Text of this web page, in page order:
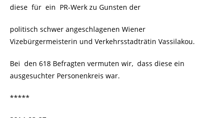
diese für ein PR-Werk zu Gunsten der
politisch schwer angeschlagenen Wiener
Vizebürgermeisterin und Verkehrsstadträtin Vassilakou.
Bei den 618 Befragten vermuten wir, dass diese ein
ausgesuchter Personenkreis war.
*****